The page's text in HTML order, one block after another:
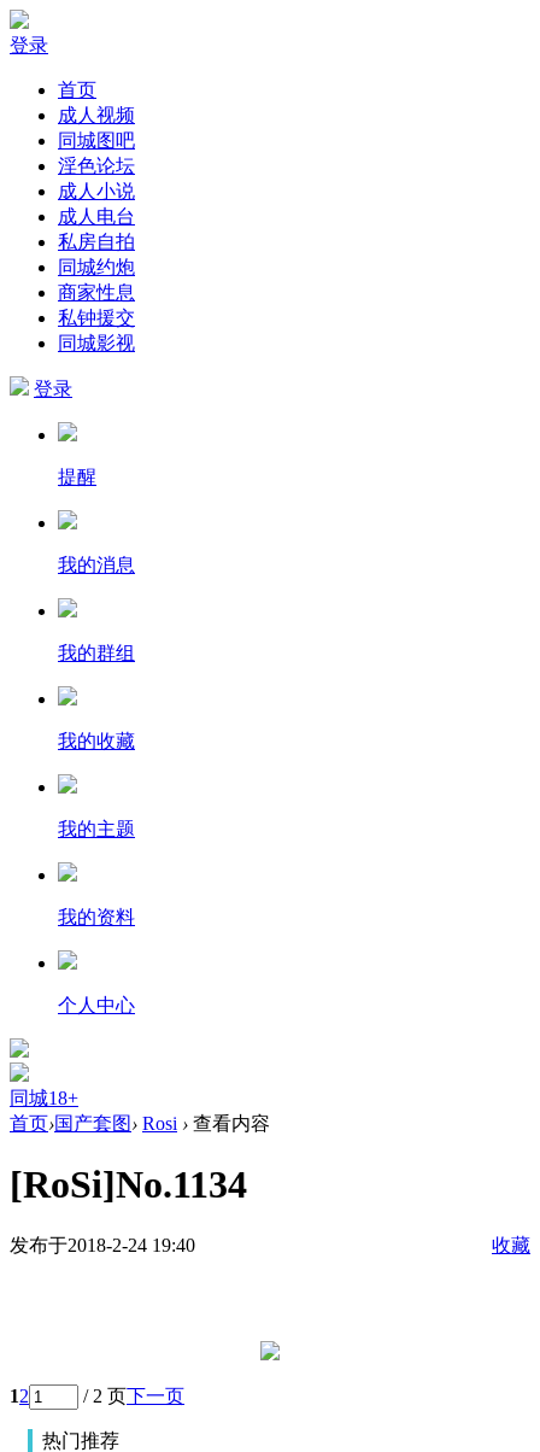
登录
首页
成人视频
同城图吧
淫色论坛
成人小说
成人电台
私房自拍
同城约炮
商家性息
私钟援交
同城影视
登录
提醒
我的消息
我的群组
我的收藏
我的主题
我的资料
个人中心
同城18+
首页›国产套图› Rosi › 查看内容
[RoSi]No.1134
发布于2018-2-24 19:40 收藏
12 / 2 页下一页
热门推荐